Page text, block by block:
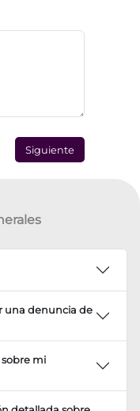
el denunciante. NOTA:
Siguiente
una denuncia de
sobre mi